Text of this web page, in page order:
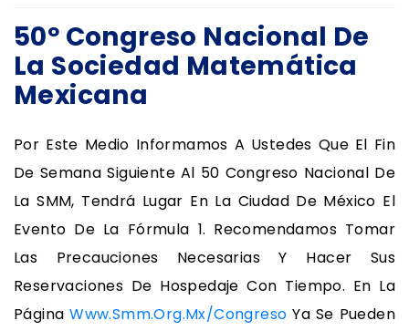
50º Congreso Nacional De
La Sociedad Matemática
Mexicana
Por Este Medio Informamos A Ustedes Que El Fin
De Semana Siguiente Al 50 Congreso Nacional De
La SMM, Tendrá Lugar En La Ciudad De México El
Evento De La Fórmula 1. Recomendamos Tomar
Las Precauciones Necesarias Y Hacer Sus
Reservaciones De Hospedaje Con Tiempo. En La
PáginaWww.smm.org.mx/congreso Ya Se Pueden